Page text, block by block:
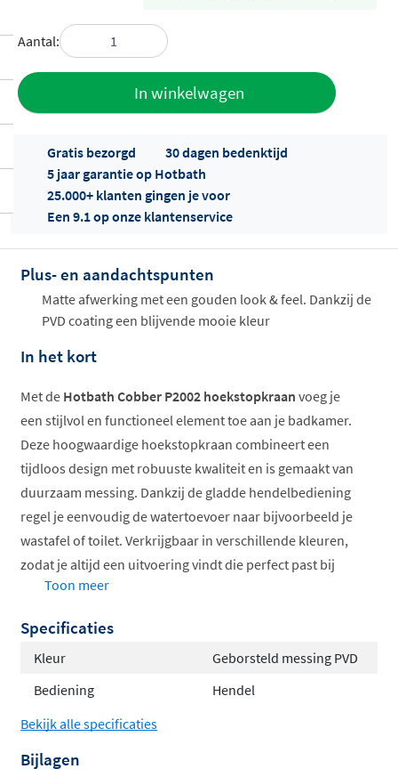
Aantal:
In winkelwagen
Offertes
ophalen...
Gratis bezorgd
30 dagen bedenktijd
5 jaar garantie op Hotbath
25.000+ klanten gingen je voor
Een 9.1 op onze klantenservice
Plus- en aandachtspunten
Matte afwerking met een gouden look & feel. Dankzij de
PVD coating een blijvende mooie kleur
In het kort
Met de Hotbath Cobber P2002 hoekstopkraan voeg je
een stijlvol en functioneel element toe aan je badkamer.
Deze hoogwaardige hoekstopkraan combineert een
tijdloos design met robuuste kwaliteit en is gemaakt van
duurzaam messing. Dankzij de gladde hendelbediening
regel je eenvoudig de watertoevoer naar bijvoorbeeld je
wastafel of toilet. Verkrijgbaar in verschillende kleuren,
zodat je altijd een uitvoering vindt die perfect past bij
jouw badkamerinrichting.
Vervaardigd uit hoogwaardig messing
Eenvoudige hendelbediening
1/2" aanvoer en 3/8" uitgang
Verkrijgbaar in diverse kleuren
De Cobber serie: tijdloos en
Toon meer
Specificaties
Kleur
Geborsteld messing PVD
Bediening
Hendel
Bekijk alle specificaties
Bijlagen